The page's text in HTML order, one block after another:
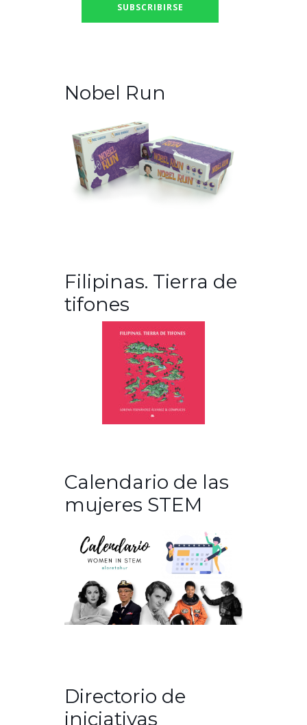
Nobel Run
Filipinas. Tierra de
tifones
Calendario de las
mujeres STEM
Directorio de
iniciativas